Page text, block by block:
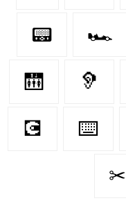
📟 🏎️
🛗 🦻
💽 ⌨️
✂